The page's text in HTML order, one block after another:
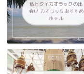
私とタイカオラックの出
会い カオラックおすすめ
ホテル